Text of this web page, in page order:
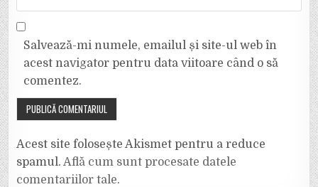
Salvează-mi numele, emailul și site-ul web în
acest navigator pentru data viitoare când o să
comentez.
Acest site folosește Akismet pentru a reduce
spamul.Află cum sunt procesate datele
comentariilor tale.